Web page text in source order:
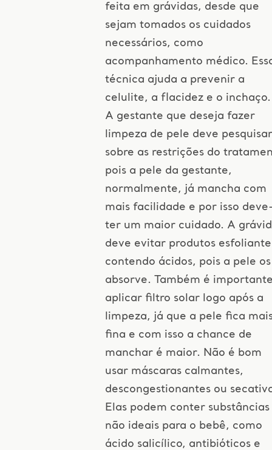
feita em grávidas, desde que
sejam tomados os cuidados
necessários, como
acompanhamento médico.
técnica ajuda a prevenir a
celulite, a flacidez e o inchaço.
A gestante que deseja fazer
limpeza de pele deve pesquisar
sobre as restrições do
pois a pele da gestante,
normalmente, já mancha com
mais facilidade e por isso
ter um maior cuidado. A
deve evitar produtos
contendo ácidos, pois a pele os
absorve. Também é
aplicar filtro solar logo após a
limpeza, já que a pele fica
fina e com isso a chance de
manchar é maior. Não é bom
usar máscaras calmantes,
descongestionantes ou
Elas podem conter substâncias
não ideais para o bebê, como
ácido salicílico, antibióticos e